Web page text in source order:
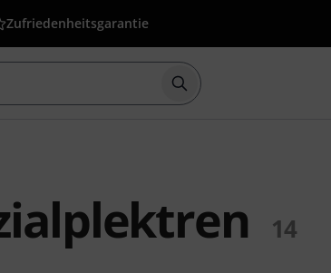
Zufriedenheitsgarantie
Suche mit Suchwort
14